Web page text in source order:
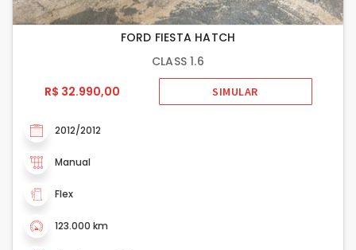
FORD FIESTA HATCH
CLASS 1.6
R$ 32.990,00
SIMULAR
2012/2012
Manual
Flex
123.000 km